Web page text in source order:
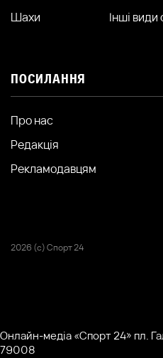
Шахи
Інші
ПОСИЛАННЯ
Про нас
Редакція
Рекламодавцям
2026 (с) Спорт 24
Онлайн-медіа «Спорт 24» пл.
79008